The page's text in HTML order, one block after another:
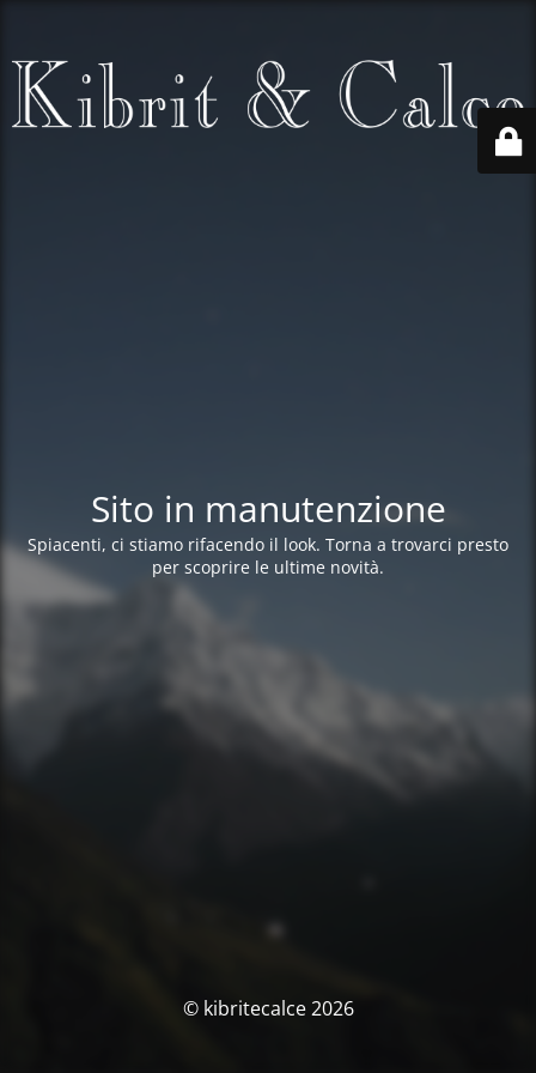
Sito in manutenzione
Spiacenti, ci stiamo rifacendo il look. Torna a trovarci presto
per scoprire le ultime novità.
© kibritecalce 2026